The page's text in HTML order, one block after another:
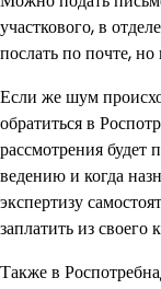
участкового, в
послать по почте,
Если же шум
обратиться в
рассмотрения будет
ведению и когда
экспертизу
заплатить из своего
Также в